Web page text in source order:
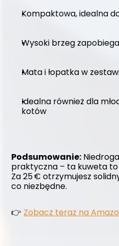
Kompaktowa, idealna
Wysoki brzeg
Mata i łopatka w
Idealna również dla
kotów
Podsumowanie:
praktyczna – ta kuweta to
Za 25 € otrzymujesz
co niezbędne.
👉 Zobacz teraz na